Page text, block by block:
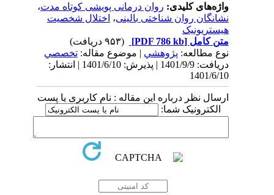
واژه‌های کلیدی:روان درمانی پویشی کوتاه مدت،
نشانگان روان شناختی بالینی،اختلال شخصیت
هیستریونیک
متن کامل[PDF 786 kb]
نوع مطالعه:پژوهشي| موضوع مقاله:تخصصي
دریافت: 1401/9/9 | پذیرش: 1401/6/10 | انتشار:
1401/6/10
ارسال نظر درباره این مقاله : نام کاربری یا پست
الکترونیک شما: